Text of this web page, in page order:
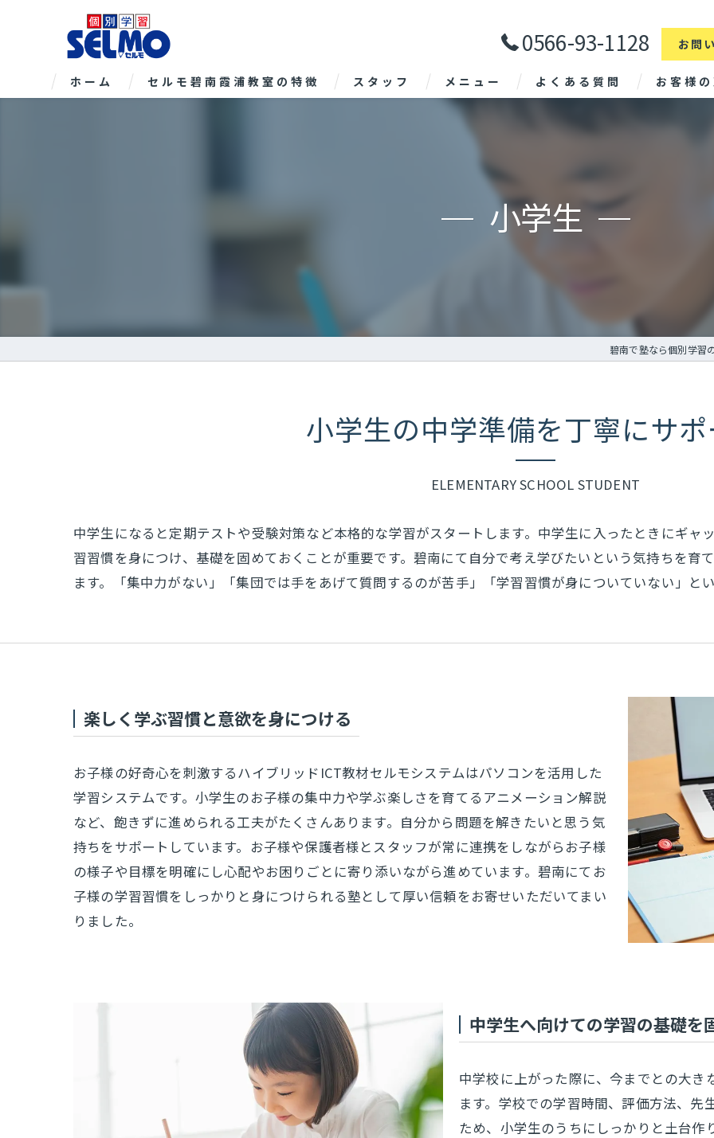
0566-93-1128 お問
ホーム セルモ碧南霞浦教室の特徴 スタッフ メニュー よくある質問 お客様
小学生
碧南で塾なら個別学習
小学生の中学準備を丁寧にサ
ELEMENTARY SCHOOL STUDENT
中学生になると定期テストや受験対策など本格的な学習がスタートします。中学生に入ったときにギャ
習習慣を身につけ、基礎を固めておくことが重要です。碧南にて自分で考え学びたいという気持ちを育
ます。「集中力がない」「集団では手をあげて質問するのが苦手」「学習習慣が身についていない」と
楽しく学ぶ習慣と意欲を身につける
お子様の好奇心を刺激するハイブリッドICT教材セルモシステムはパソコンを活用した
学習システムです。小学生のお子様の集中力や学ぶ楽しさを育てるアニメーション解説
など、飽きずに進められる工夫がたくさんあります。自分から問題を解きたいと思う気
持ちをサポートしています。お子様や保護者様とスタッフが常に連携をしながらお子様
の様子や目標を明確にし心配やお困りごとに寄り添いながら進めています。碧南にてお
子様の学習習慣をしっかりと身につけられる塾として厚い信頼をお寄せいただいてまい
りました。
中学生へ向けての学習の基礎を
中学校に上がった際に、今までとの大
ます。学校での学習時間、評価方法、
ため、小学生のうちにしっかりと土台